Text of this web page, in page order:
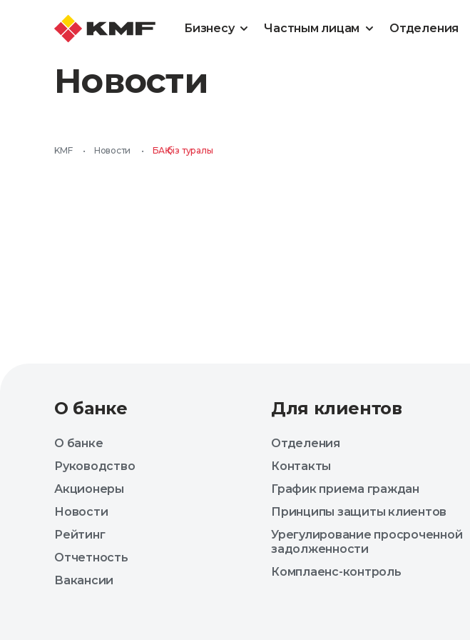
Бизнесу Частным лицам Отделения
Новости
KMF • Новости • БАҚ біз туралы
О банке
О банке
Руководство
Акционеры
Новости
Рейтинг
Отчетность
Вакансии
Для клиентов
Отделения
Контакты
График приема граждан
Принципы защиты клиентов
Урегулирование просроченной
задолженности
Комплаенс-контроль